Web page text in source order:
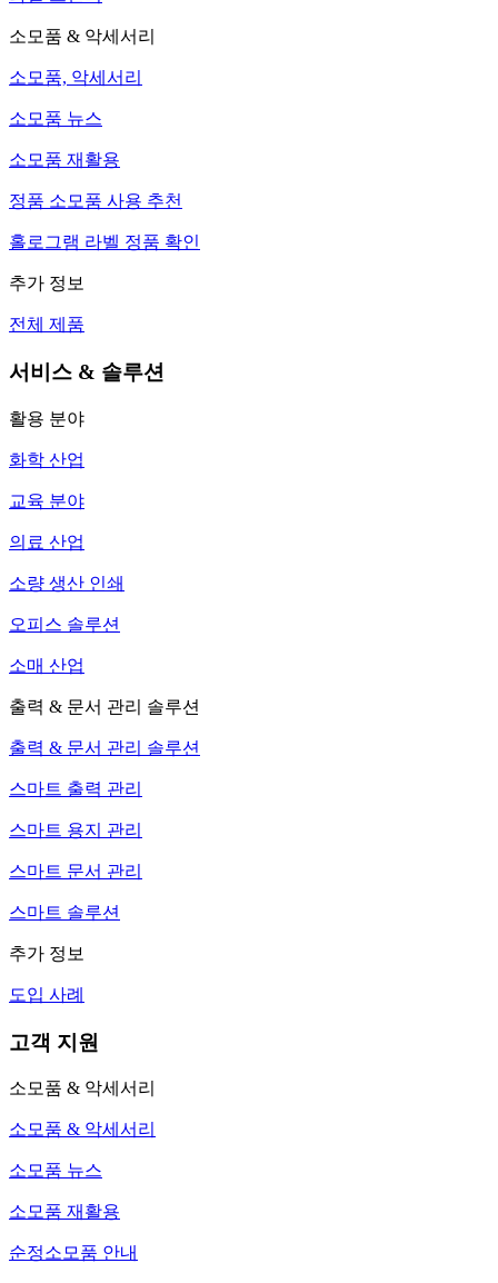
소모품 & 악세서리
소모품, 악세서리
소모품 뉴스
소모품 재활용
정품 소모품 사용 추천
홀로그램 라벨 정품 확인
추가 정보
전체 제품
서비스 & 솔루션
활용 분야
화학 산업
교육 분야
의료 산업
소량 생산 인쇄
오피스 솔루션
소매 산업
출력 & 문서 관리 솔루션
출력 & 문서 관리 솔루션
스마트 출력 관리
스마트 용지 관리
스마트 문서 관리
스마트 솔루션
추가 정보
도입 사례
고객 지원
소모품 & 악세서리
소모품 & 악세서리
소모품 뉴스
소모품 재활용
순정소모품 안내